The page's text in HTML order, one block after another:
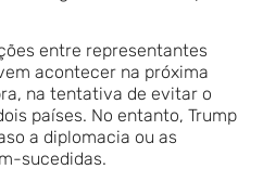
entre representantes
acontecer na próxima
na tentativa de evitar o
países. No entanto, Trump
a diplomacia ou as
sucedidas.